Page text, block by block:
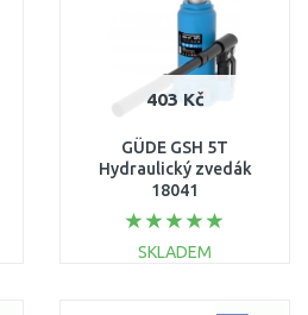
403 Kč
GÜDE GSH 5T
Hydraulický zvedák
18041
SKLADEM